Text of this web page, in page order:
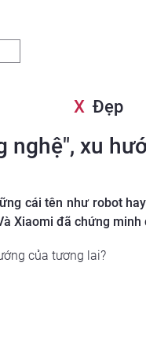
XĐẹp
nghệ", xu
cái tên như robot
Xiaomi đã chứng minh
của tương lai?